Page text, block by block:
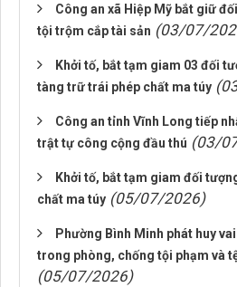
Công an xã Hiệp Mỹ bắt giữ
tội trộm cắp tài sản (03/07/
Khởi tố, bắt tạm giam 03 đối
tàng trữ trái phép chất ma túy
Công an tỉnh Vĩnh Long tiếp
trật tự công cộng đầu thú (03/
Khởi tố, bắt tạm giam đối
chất ma túy (05/07/2026)
Phường Bình Minh phát huy
trong phòng, chống tội phạm và
(05/07/2026)